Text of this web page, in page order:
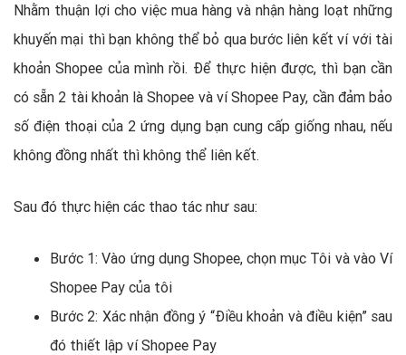
Nhằm thuận lợi cho việc mua hàng và nhận hàng loạt những
khuyến mại thì bạn không thể bỏ qua bước liên kết ví với tài
khoản Shopee của mình rồi. Để thực hiện được, thì bạn cần
có sẵn 2 tài khoản là Shopee và ví Shopee Pay, cần đảm bảo
số điện thoại của 2 ứng dụng bạn cung cấp giống nhau, nếu
không đồng nhất thì không thể liên kết.
Sau đó thực hiện các thao tác như sau:
Bước 1: Vào ứng dụng Shopee, chọn mục Tôi và vào Ví
Shopee Pay của tôi
Bước 2: Xác nhận đồng ý “Điều khoản và điều kiện” sau
đó thiết lập ví Shopee Pay